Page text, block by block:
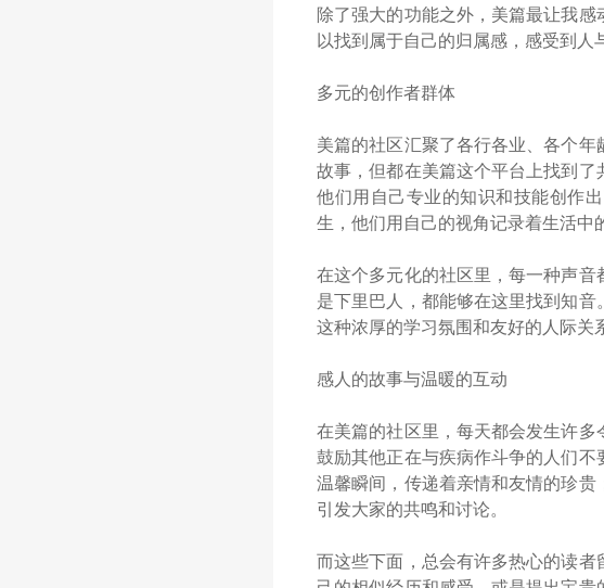
除了强大的功能之外，美篇最让我
以找到属于自己的归属感，感受到人
多元的创作者群体
美篇的社区汇聚了各行各业、各个
故事，但都在美篇这个平台上找到了
他们用自己专业的知识和技能创作
生，他们用自己的视角记录着生活中
在这个多元化的社区里，每一种声
是下里巴人，都能够在这里找到知音
这种浓厚的学习氛围和友好的人际关
感人的故事与温暖的互动
在美篇的社区里，每天都会发生许多
鼓励其他正在与疾病作斗争的人们
温馨瞬间，传递着亲情和友情的珍贵
引发大家的共鸣和讨论。
而这些下面，总会有许多热心的读